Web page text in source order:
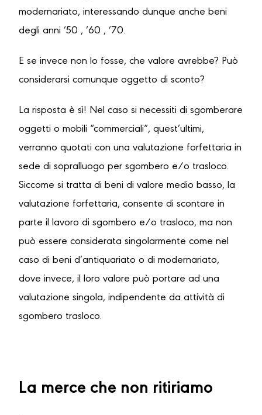
modernariato, interessando dunque anche beni
degli anni ’50 , ’60 , ’70.
E se invece non lo fosse, che valore avrebbe? Può
considerarsi comunque oggetto di sconto?
La risposta è sì! Nel caso si necessiti di sgomberare
oggetti o mobili “commerciali”, quest’ultimi,
verranno quotati con una valutazione forfettaria in
sede di sopralluogo per sgombero e/o trasloco.
Siccome si tratta di beni di valore medio basso, la
valutazione forfettaria, consente di scontare in
parte il lavoro di sgombero e/o trasloco, ma non
può essere considerata singolarmente come nel
caso di beni d’antiquariato o di modernariato,
dove invece, il loro valore può portare ad una
valutazione singola, indipendente da attività di
sgombero trasloco.
La merce che non ritiriamo